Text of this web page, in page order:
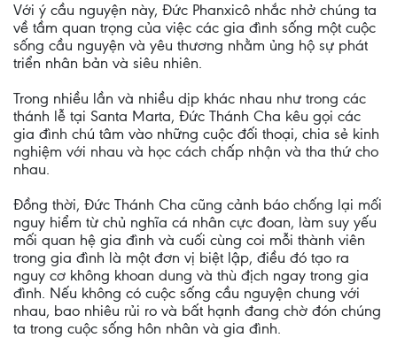
Với ý cầu nguyện này, Đức Phanxicô nhắc nhở chúng ta
về tầm quan trọng của việc các gia đình sống một cuộc
sống cầu nguyện và yêu thương nhằm ủng hộ sự phát
triển nhân bản và siêu nhiên.
Trong nhiều lần và nhiều dịp khác nhau như trong các
thánh lễ tại Santa Marta, Đức Thánh Cha kêu gọi các
gia đình chú tâm vào những cuộc đối thoại, chia sẻ kinh
nghiệm với nhau và học cách chấp nhận và tha thứ cho
nhau.
Đồng thời, Đức Thánh Cha cũng cảnh báo chống lại mối
nguy hiểm từ chủ nghĩa cá nhân cực đoan, làm suy yếu
mối quan hệ gia đình và cuối cùng coi mỗi thành viên
trong gia đình là một đơn vị biệt lập, điều đó tạo ra
nguy cơ không khoan dung và thù địch ngay trong gia
đình. Nếu không có cuộc sống cầu nguyện chung với
nhau, bao nhiêu rủi ro và bất hạnh đang chờ đón chúng
ta trong cuộc sống hôn nhân và gia đình.